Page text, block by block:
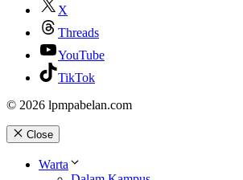
X
Threads
YouTube
TikTok
© 2026 lpmpabelan.com
Close
Warta